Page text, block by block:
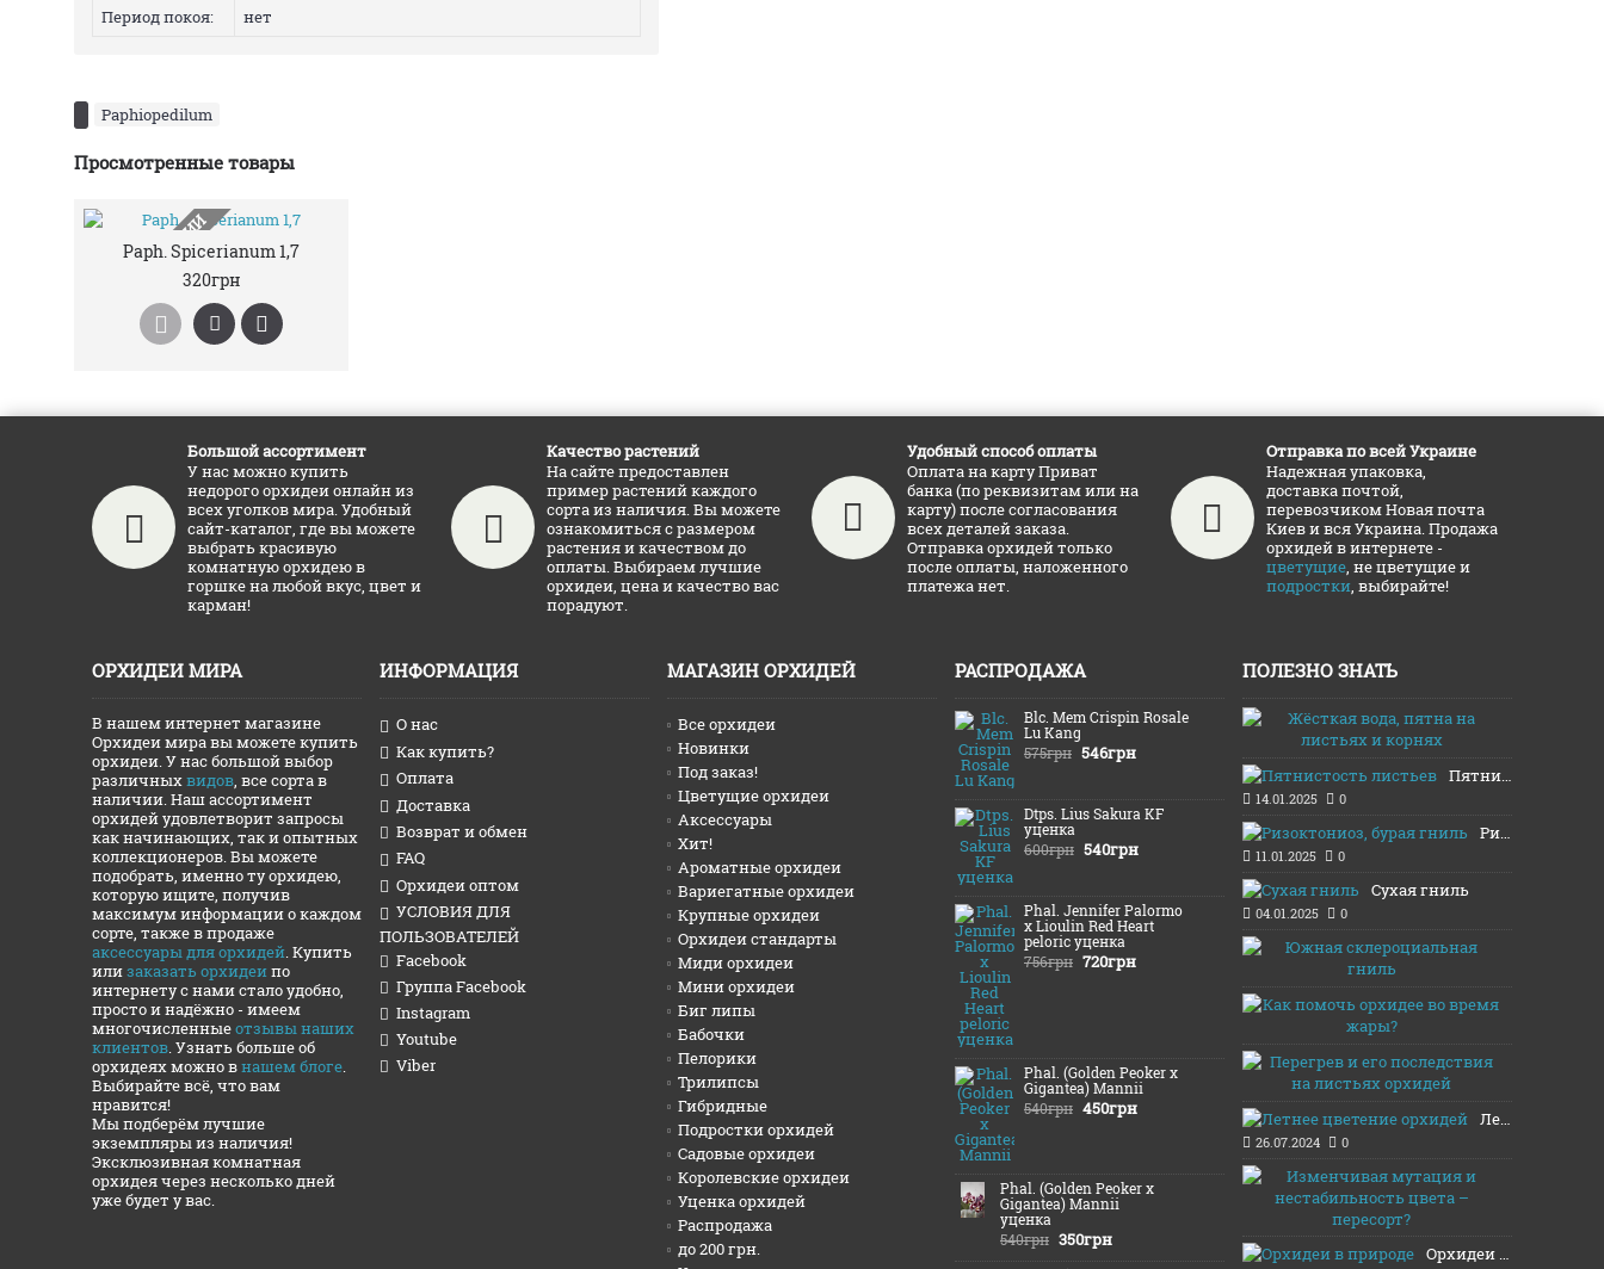
Период покоя:
нет
Paphiopedilum
Просмотренные товары
НЕТ В НАЛИЧИИ
Paph. Spicerianum 1,7
320грн
Большой ассортимент
У нас можно купить
недорого орхидеи онлайн из
всех уголков мира. Удобный
сайт-каталог, где вы можете
выбрать красивую
комнатную орхидею в
горшке на любой вкус, цвет и
карман!
Качество растений
На сайте предоставлен
пример растений каждого
сорта из наличия. Вы можете
ознакомиться с размером
растения и качеством до
оплаты. Выбираем лучшие
орхидеи, цена и качество вас
порадуют.
Удобный способ оплаты
Оплата на карту Приват
банка (по реквизитам или на
карту) после согласования
всех деталей заказа.
Отправка орхидей только
после оплаты, наложенного
платежа нет.
Отправка по всей Украине
Надежная упаковка,
доставка почтой,
перевозчиком Новая почта
Киев и вся Украина. Продажа
орхидей в интернете -
цветущие, не цветущие и
подростки, выбирайте!
ОРХИДЕИ МИРА
В нашем интернет магазине
Орхидеи мира вы можете купить
орхидеи. У нас большой выбор
различныхвидов, все сорта в
наличии. Наш ассортимент
орхидей удовлетворит запросы
как начинающих, так и опытных
коллекционеров. Вы можете
подобрать, именно ту орхидею,
которую ищите, получив
максимум информации о каждом
сорте, также в продаже
аксессуары для орхидей. Купить
илизаказать орхидеипо
интернету с нами стало удобно,
просто и надёжно - имеем
многочисленныеотзывы наших
клиентов. Узнать больше об
орхидеях можно внашем блоге.
Выбирайте всё, что вам
нравится!
Мы подберём лучшие
экземпляры из наличия!
Эксклюзивная комнатная
орхидея через несколько дней
уже будет у вас.
ИНФОРМАЦИЯ
О нас
Как купить?
Оплата
Доставка
Возврат и обмен
FAQ
Орхидеи оптом
УСЛОВИЯ ДЛЯ
ПОЛЬЗОВАТЕЛЕЙ
Facebook
Группа Facebook
Instagram
Youtube
Viber
МАГАЗИН ОРХИДЕЙ
Все орхидеи
Новинки
Под заказ!
Цветущие орхидеи
Аксессуары
Хит!
Ароматные орхидеи
Вариегатные орхидеи
Крупные орхидеи
Орхидеи стандарты
Миди орхидеи
Мини орхидеи
Биг липы
Бабочки
Пелорики
Трилипсы
Гибридные
Подростки орхидей
Садовые орхидеи
Королевские орхидеи
Уценка орхидей
Распродажа
до 200 грн.
РАСПРОДАЖА
Blc. Mem Crispin Rosale
Lu Kang
575грн 546грн
Dtps. Lius Sakura KF
уценка
600грн 540грн
Phal. Jennifer Palormo
x Lioulin Red Heart
peloric уценка
756грн 720грн
Phal. (Golden Peoker x
Gigantea) Mannii
540грн 450грн
Phal. (Golden Peoker x
Gigantea) Mannii
уценка
540грн 350грн
ПОЛЕЗНО ЗНАТЬ
Пятнистость листьев
14.01.2025 0
Ризоктониоз, бурая гниль
11.01.2025 0
Сухая гниль
04.01.2025 0
Летнее цветение орхидей
26.07.2024 0
Орхидеи в природе